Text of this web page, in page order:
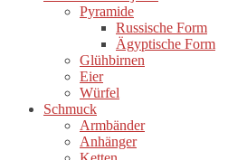
Pyramide
Russische Form
Ägyptische Form
Glühbirnen
Eier
Würfel
Schmuck
Armbänder
Anhänger